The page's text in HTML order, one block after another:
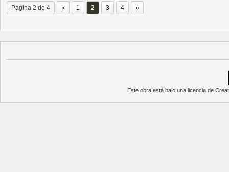
Página 2 de 4 « 1 2 3 4 »
Este obra está bajo unalicencia de